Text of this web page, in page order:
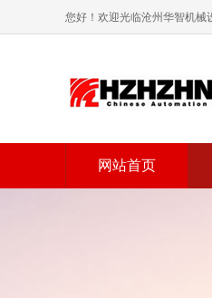
您好！欢迎光临沧州华智机械
网站首页